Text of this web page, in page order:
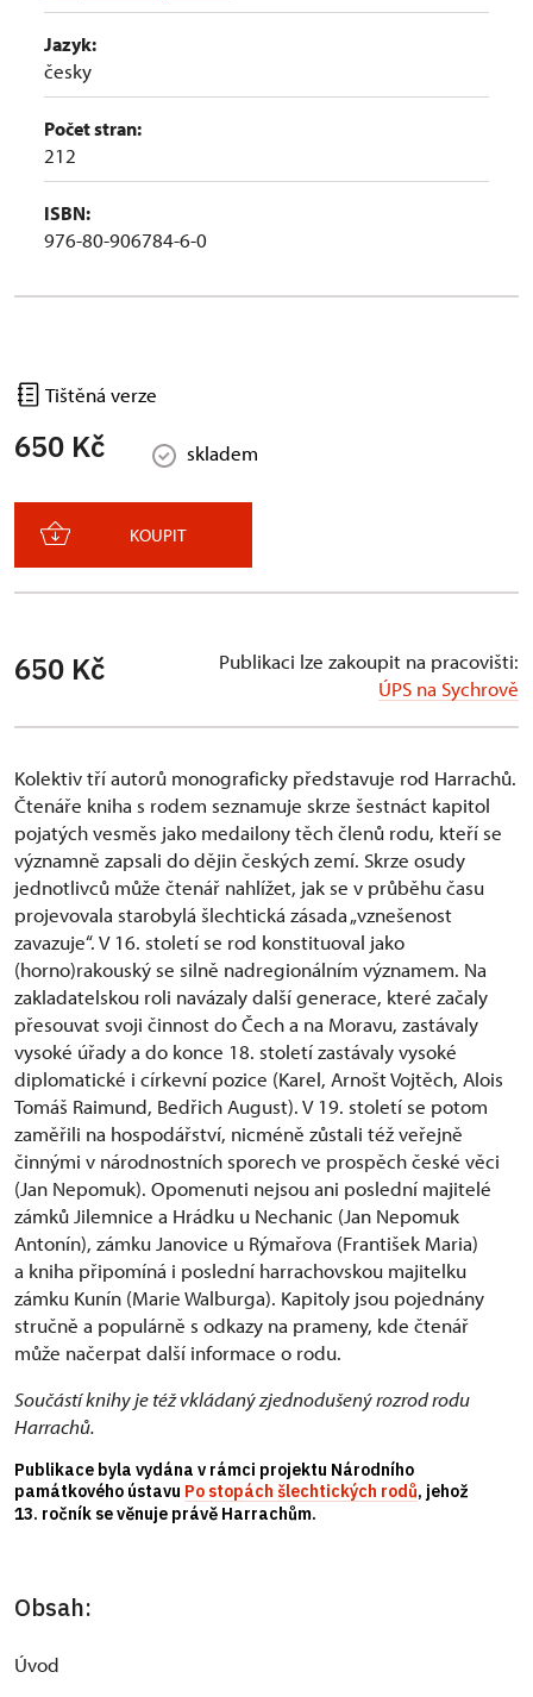
Jazyk:
česky
Počet stran:
212
ISBN:
976-80-906784-6-0
Tištěná verze
650 Kč skladem
KOUPIT
650 Kč
Publikaci lze zakoupit na pracovišti:
ÚPS na Sychrově
Kolektiv tří autorů monograficky představuje rod Harrachů.
Čtenáře kniha s rodem seznamuje skrze šestnáct kapitol
pojatých vesměs jako medailony těch členů rodu, kteří se
významně zapsali do dějin českých zemí. Skrze osudy
jednotlivců může čtenář nahlížet, jak se v průběhu času
projevovala starobylá šlechtická zásada „vznešenost
zavazuje“. V 16. století se rod konstituoval jako
(horno)rakouský se silně nadregionálním významem. Na
zakladatelskou roli navázaly další generace, které začaly
přesouvat svoji činnost do Čech a na Moravu, zastávaly
vysoké úřady a do konce 18. století zastávaly vysoké
diplomatické i církevní pozice (Karel, Arnošt Vojtěch, Alois
Tomáš Raimund, Bedřich August). V 19. století se potom
zaměřili na hospodářství, nicméně zůstali též veřejně
činnými v národnostních sporech ve prospěch české věci
(Jan Nepomuk). Opomenuti nejsou ani poslední majitelé
zámků Jilemnice a Hrádku u Nechanic (Jan Nepomuk
Antonín), zámku Janovice u Rýmařova (František Maria)
a kniha připomíná i poslední harrachovskou majitelku
zámku Kunín (Marie Walburga). Kapitoly jsou pojednány
stručně a populárně s odkazy na prameny, kde čtenář
může načerpat další informace o rodu.
Součástí knihy je též vkládaný zjednodušený rozrod rodu
Harrachů.
Publikace byla vydána v rámci projektu Národního
památkového ústavu Po stopách šlechtických rodů, jehož
13. ročník se věnuje právě Harrachům.
Obsah:
Úvod